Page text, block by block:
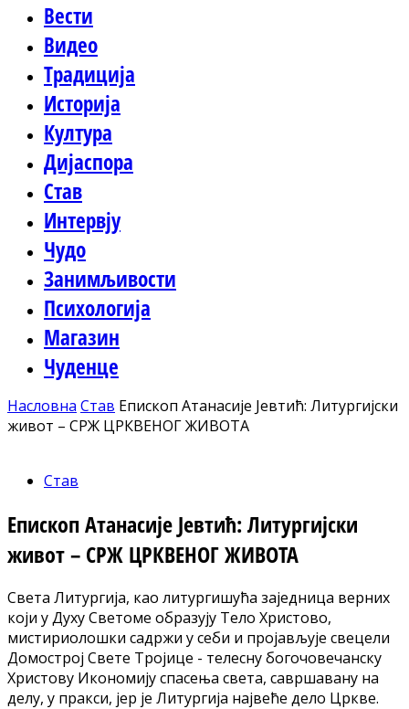
Вести
Видео
Традиција
Историја
Култура
Дијаспора
Став
Интервју
Чудо
Занимљивости
Психологија
Магазин
Чуденце
Насловна Став Епископ Атанасије Јевтић: Литургијски
живот – СРЖ ЦРКВЕНОГ ЖИВОТА
Став
Епископ Атанасије Јевтић: Литургијски
живот – СРЖ ЦРКВЕНОГ ЖИВОТА
Света Литургија, као литургишућа заједница верних
који у Духу Светоме образују Тело Христово,
мистириолошки садржи у себи и пројављује свецели
Домострој Свете Тројице - телесну богочовечанску
Христову Икономију спасења света, савршавану на
делу, у пракси, jep je Литургија највеће дело Цркве.